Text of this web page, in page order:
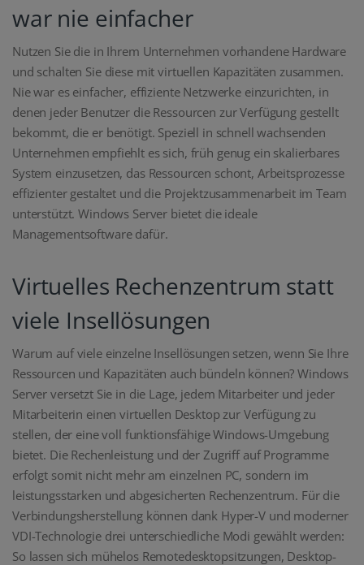
war nie einfacher
Nutzen Sie die in Ihrem Unternehmen vorhandene Hardware
und schalten Sie diese mit virtuellen Kapazitäten zusammen.
Nie war es einfacher, effiziente Netzwerke einzurichten, in
denen jeder Benutzer die Ressourcen zur Verfügung gestellt
bekommt, die er benötigt. Speziell in schnell wachsenden
Unternehmen empfiehlt es sich, früh genug ein skalierbares
System einzusetzen, das Ressourcen schont, Arbeitsprozesse
effizienter gestaltet und die Projektzusammenarbeit im Team
unterstützt. Windows Server bietet die ideale
Managementsoftware dafür.
Virtuelles Rechenzentrum statt
viele Insellösungen
Warum auf viele einzelne Insellösungen setzen, wenn Sie Ihre
Ressourcen und Kapazitäten auch bündeln können? Windows
Server versetzt Sie in die Lage, jedem Mitarbeiter und jeder
Mitarbeiterin einen virtuellen Desktop zur Verfügung zu
stellen, der eine voll funktionsfähige Windows-Umgebung
bietet. Die Rechenleistung und der Zugriff auf Programme
erfolgt somit nicht mehr am einzelnen PC, sondern im
leistungsstarken und abgesicherten Rechenzentrum. Für die
Verbindungsherstellung können dank Hyper-V und moderner
VDI-Technologie drei unterschiedliche Modi gewählt werden:
So lassen sich mühelos Remotedesktopsitzungen, Desktop-